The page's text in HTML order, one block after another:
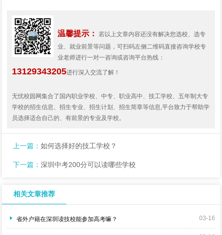
温馨提示：
若以上文章内容还没有解决您选校、选专
业、就业前景等问题，可扫码左侧二维码直接咨询学校专
业老师进行一对一咨询或咨询平台热线：
13129343205进行深入交流了解！
无忧校园网集合了国内职业学校、中专、职业高中、技工学校、五年制大专
学校的招生信息、招生专业、招生计划、招生简章等信息,平台致力于帮助学
员选择适合自己的、有前景的专业及学校。
上一篇：如何选择好的技工学校？
下一篇：深圳中考200分可以读哪些学校
相关文章推荐
03-16
省外户籍在深圳读技校能参加高考嘛？